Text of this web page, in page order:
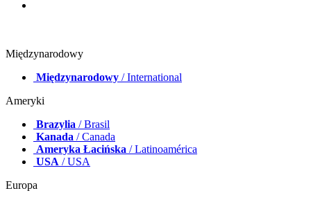
Międzynarodowy
Międzynarodowy / International
Ameryki
Brazylia / Brasil
Kanada / Canada
Ameryka Łacińska / Latinoamérica
USA / USA
Europa